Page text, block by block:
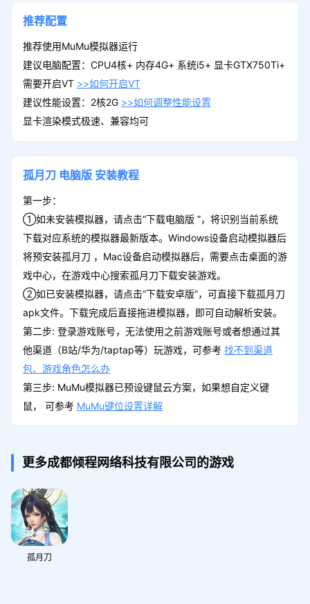
推荐配置
推荐使用MuMu模拟器运行
建议电脑配置：CPU4核+ 内存4G+ 系统i5+ 显卡GTX750Ti+
需要开启VT >>如何开启VT
建议性能设置：2核2G >>如何调整性能设置
显卡渲染模式极速、兼容均可
孤月刀 电脑版 安装教程
第一步：
①如未安装模拟器，请点击“下载电脑版 ”，将识别当前系统
下载对应系统的模拟器最新版本。Windows设备启动模拟器后
将预安装孤月刀 ，Mac设备启动模拟器后，需要点击桌面的游
戏中心，在游戏中心搜索孤月刀下载安装游戏。
②如已安装模拟器，请点击“下载安卓版”，可直接下载孤月刀
apk文件。下载完成后直接拖进模拟器，即可自动解析安装。
第二步: 登录游戏账号，无法使用之前游戏账号或者想通过其
他渠道（B站/华为/taptap等）玩游戏，可参考 找不到渠道
包、游戏角色怎么办
第三步: MuMu模拟器已预设键鼠云方案，如果想自定义键
鼠， 可参考 MuMu键位设置详解
更多成都倾程网络科技有限公司的游戏
孤月刀